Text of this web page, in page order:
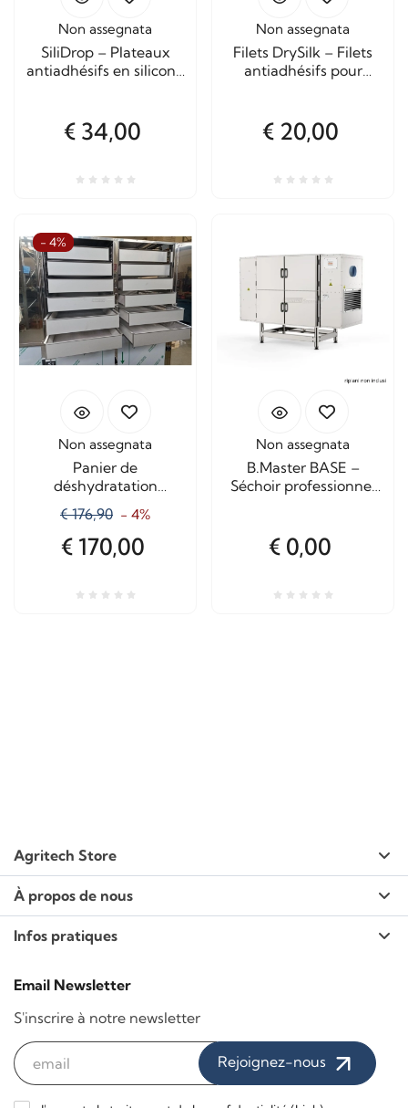
Non assegnata
SiliDrop – Plateaux
antiadhésifs en silicone
domestiques
€ 34,00
Non assegnata
Filets DrySilk – Filets
antiadhésifs pour
€ 20,00
- 4%
Non assegnata
Panier de
déshydratation
B.Master - 2 tailles
€ 176,90 - 4%
€ 170,00
Non assegnata
B.Master BASE –
Séchoir professionnel
aromatiques
€ 0,00
Agritech Store
À propos de nous
Infos pratiques
Email Newsletter
S'inscrire à notre newsletter
Rejoignez-nous